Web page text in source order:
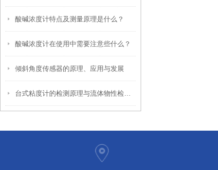
酸碱浓度计特点及测量原理是什么？
酸碱浓度计在使用中需要注意些什么？
倾斜角度传感器的原理、应用与发展